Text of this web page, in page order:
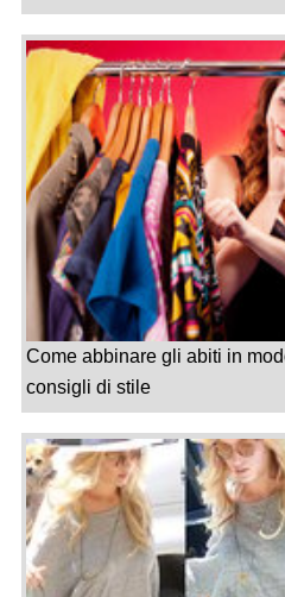
Come abbinare gli abiti in
consigli di stile